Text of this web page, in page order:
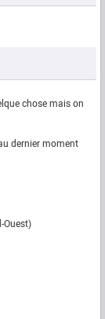
chose mais on
dernier moment
Ouest)